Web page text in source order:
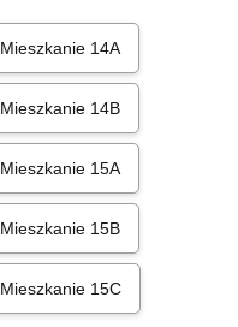
Mieszkanie 14A
Mieszkanie 14B
Mieszkanie 15A
Mieszkanie 15B
Mieszkanie 15C